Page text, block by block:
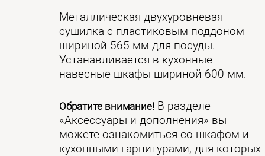
Металлическая двухуровневая
сушилка с пластиковым поддоном
шириной 565 мм для посуды.
Устанавливается в кухонные
навесные шкафы шириной 600 мм.
Обратите внимание! В разделе
«Аксессуары и дополнения» вы
можете ознакомиться со шкафом и
кухонными гарнитурами, для которых